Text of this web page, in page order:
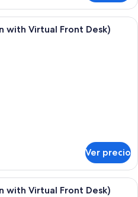
Una habitación de hotel moderna
with Virtual Front Desk)
Ver precio
Una habitación de hotel moderna
with Virtual Front Desk)